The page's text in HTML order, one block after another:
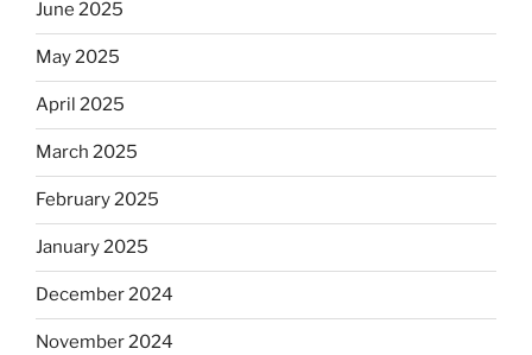
June 2025
May 2025
April 2025
March 2025
February 2025
January 2025
December 2024
November 2024